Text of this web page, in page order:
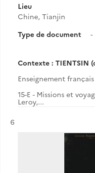
Lieu
Chine, Tianjin
Type de document
-
Contexte : TIENTSIN
Enseignement
15-E - Missions et
Leroy,...
Résultat n°
6